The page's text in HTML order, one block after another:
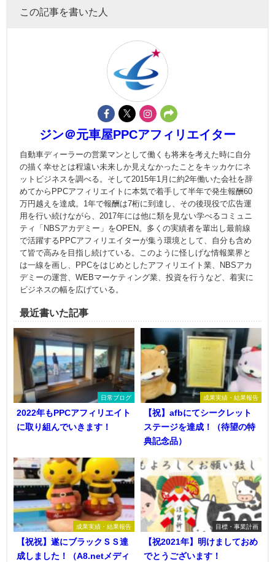
この記事を書いた人
ジン＠元車屋PPCアフィリエイター
自動車ディーラーの営業マンとして働くも将来を考えた時に自分
の描く幸せとは程遠い未来しか見えなかったことをキッカケにネ
ットビジネスを調べる。そして2015年1月に約2年働いた会社を辞
めてからPPCアフィリエイトに本気で着手して半年で発生報酬60
万円越えを達成。1年で報酬は7桁に到達し、その後現役で広告運
用を行い続けながら、2017年には他に類を見ない学べるコミュニ
ティ「NBSアカデミー」をOPEN。多くの実績者を輩出し最前線
で活躍するPPCアフィリエイターが集う環境として、自分も含め
て皆で高みを目指し続けている。このように怪しげな情報業界と
は一線を画し、PPCをはじめとしたアフィリエイト業、NBSアカ
デミーの運営、WEBマーケティング業、投資を行うなど、着実に
ビジネスの幅を広げている。
最近書いた記事
日常ブログ
2022年もPPCアフィリエイト
に取り組んでいきます！
成果実績・結果報告
【祝】afbにてシークレット
ステージを達成！（待望の特
典記念品）
成果実績・結果報告
【祝祝】遂にブラックＳＳ達
成しました！（A8.netメディ
目標・事業計画
【祝2021年】明けましておめ
でとうございます！